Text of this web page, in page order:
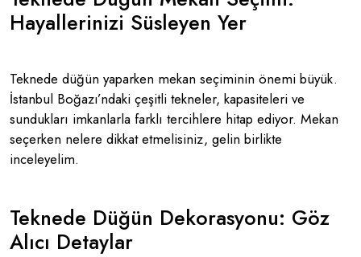
Hayallerinizi Süsleyen Yer
Teknede düğün yaparken mekan seçiminin önemi büyük.
İstanbul Boğazı’ndaki çeşitli tekneler, kapasiteleri ve
sundukları imkanlarla farklı tercihlere hitap ediyor. Mekan
seçerken nelere dikkat etmelisiniz, gelin birlikte
inceleyelim.
Teknede Düğün Dekorasyonu: Göz
Alıcı Detaylar